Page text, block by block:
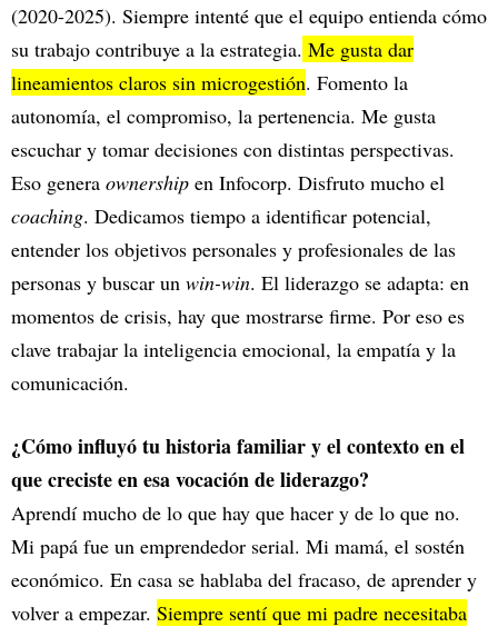
(2020-2025). Siempre intenté que el equipo entienda cómo
su trabajo contribuye a la estrategia. Me gusta dar
lineamientos claros sin microgestión. Fomento la
autonomía, el compromiso, la pertenencia. Me gusta
escuchar y tomar decisiones con distintas perspectivas.
Eso genera ownership en Infocorp. Disfruto mucho el
coaching. Dedicamos tiempo a identificar potencial,
entender los objetivos personales y profesionales de las
personas y buscar un win-win. El liderazgo se adapta: en
momentos de crisis, hay que mostrarse firme. Por eso es
clave trabajar la inteligencia emocional, la empatía y la
comunicación.
¿Cómo influyó tu historia familiar y el contexto en el
que creciste en esa vocación de liderazgo?
Aprendí mucho de lo que hay que hacer y de lo que no.
Mi papá fue un emprendedor serial. Mi mamá, el sostén
económico. En casa se hablaba del fracaso, de aprender y
volver a empezar. Siempre sentí que mi padre necesitaba